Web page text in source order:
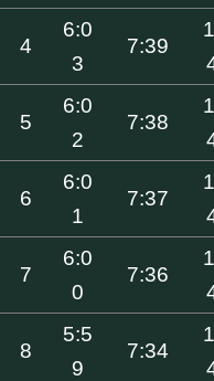
4
6:0
3
7:39
5
6:0
2
7:38
6
6:0
1
7:37
7
6:0
0
7:36
8
5:5
9
7:34